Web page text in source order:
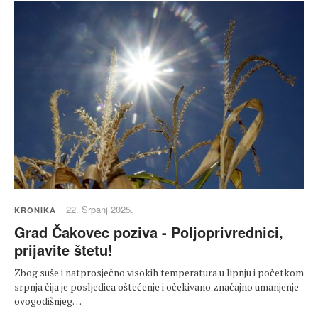
KRONIKA 22. Srpanj 2025.
Grad Čakovec poziva - Poljoprivrednici,
prijavite štetu!
Zbog suše i natprosječno visokih temperatura u lipnju i početkom
srpnja čija je posljedica oštećenje i očekivano značajno umanjenje
ovogodišnjeg…